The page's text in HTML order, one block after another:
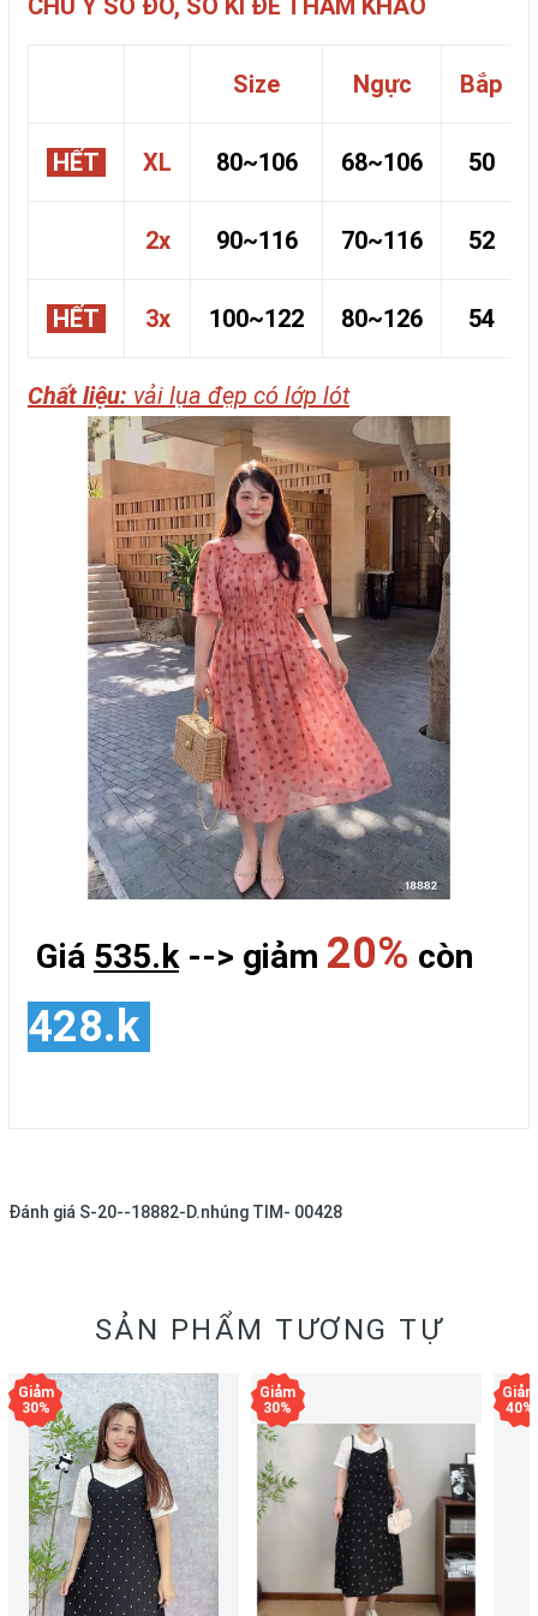
CHÚ Ý SỐ ĐO, SỐ KÍ ĐỂ THAM KHẢO
Size Ngực Bắp
HẾT XL 80~106 68~106 50
2x 90~116 70~116 52
HẾT 3x 100~122 80~126 54
Chất liệu: vải lụa đẹp có lớp lót
Giá 535.k--> giảm 20% còn
428.k
Đánh giá S-20--18882-D.nhúng TIM- 00428
SẢN PHẨM TƯƠNG TỰ